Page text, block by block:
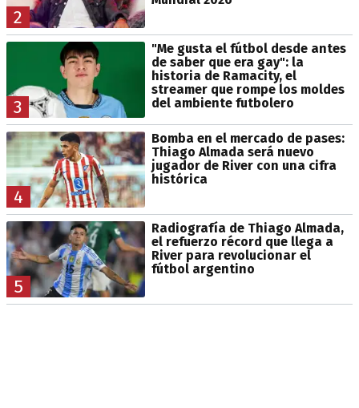
2
3
"Me gusta el fútbol desde antes
de saber que era gay": la
historia de Ramacity, el
streamer que rompe los moldes
del ambiente futbolero
4
Bomba en el mercado de pases:
Thiago Almada será nuevo
jugador de River con una cifra
histórica
5
Radiografía de Thiago Almada,
el refuerzo récord que llega a
River para revolucionar el
fútbol argentino